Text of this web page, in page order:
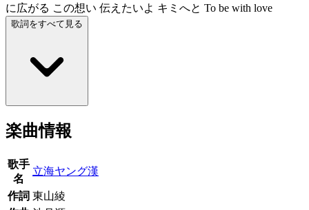
に広がる この想い 伝えたいよ キミへと To be with love
歌詞をすべて見る
楽曲情報
歌手
名
立海ヤング漢
作詞 東山綾